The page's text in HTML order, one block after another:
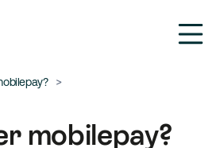
mobilepay?